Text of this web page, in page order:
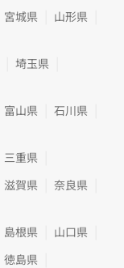
宮城県
山形県
埼玉県
富山県
石川県
三重県
滋賀県
奈良県
島根県
山口県
徳島県